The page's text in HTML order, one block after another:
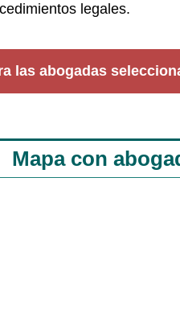
legales.
las abogadas
Mapa con